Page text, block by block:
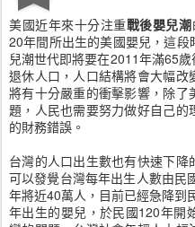
美國近年來十分注重戰後嬰兒潮
20年間所出生的美國嬰兒，這
兒潮世代即將要在2011年滿65
退休人口，人口結構將會大幅
將有十分嚴重的衝擊影響，除
題，人民也需要努力做好自己
的財務錯誤。
台灣的人口出生數也有快速下降
可以發覺台灣每年出生人數由
年將近40萬人，目前已經急降到
年出生的嬰兒，於民國120年開